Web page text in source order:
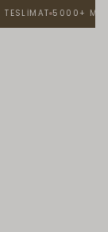
5000+ MUTLU ANA